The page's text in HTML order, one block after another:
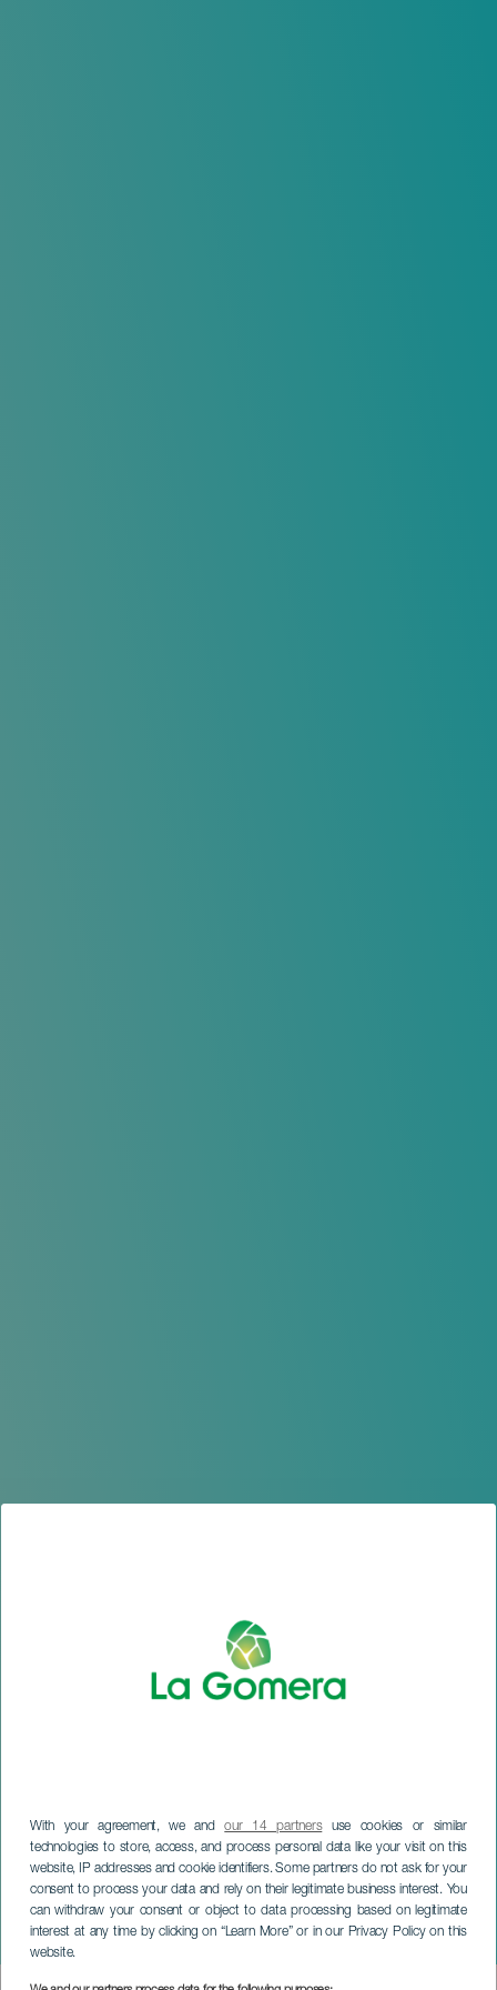
With your agreement, we andour 14 partnersuse cookies or similar
technologies to store, access, and process personal data like your visit on this
website, IP addresses and cookie identifiers. Some partners do not ask for your
consent to process your data and rely on their legitimate business interest. You
can withdraw your consent or object to data processing based on legitimate
interest at any time by clicking on “Learn More” or in our Privacy Policy on this
website.Uroczystości San Marcos
LA GOMERA